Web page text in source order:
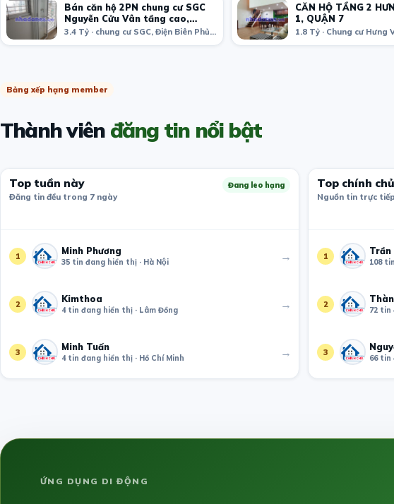
Bán căn hộ 2PN chung cư SGC
Nguyễn Cửu Vân tầng cao,
hướng đẹp
3.4 Tỷ · chung cư SGC, Điện Biên Phủ, phường 17, Bình Thạnh, Hồ Chí Minh, Việt Nam
CĂN HỘ TẦNG 2
1, QUẬN 7
Bảng xếp hạng member
Thành viên đăng tin nổi bật
Top tuần này
Đăng tin đều trong 7 ngày
Đang leo hạng
1 Minh Phương
35 tin đang hiển thị · Hà Nội →
2 Kimthoa
4 tin đang hiển thị · Lâm Đồng →
3 Minh Tuấn
4 tin đang hiển thị · Hồ Chí Minh →
Top chính chủ
Nguồn tin trực tiếp
1 Trần
108
2
72 tin
3
66 tin
ỨNG DỤNG DI ĐỘNG